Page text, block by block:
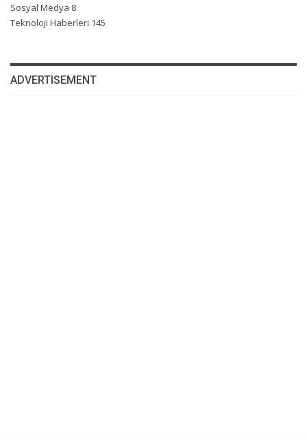
Sosyal Medya 8
Teknoloji Haberleri 145
ADVERTISEMENT